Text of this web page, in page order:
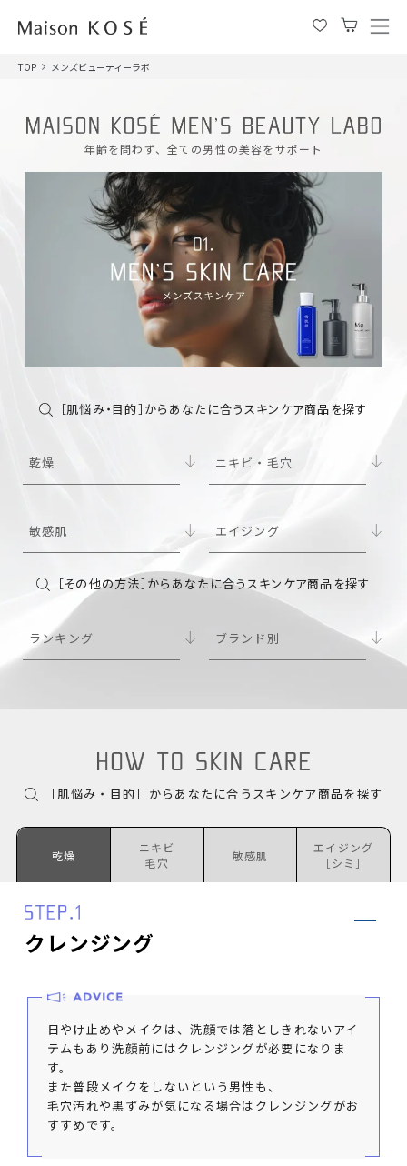
メ
開
す
TOP メンズビューティーラボ
年齢を問わず、全ての男性の美容をサポート
［肌悩み・目的］からあなたに合うスキンケア商品を探す
乾燥 ニキビ・毛穴
敏感肌 エイジング
［その他の方法］からあなたに合うスキンケア商品を探す
ランキング ブランド別
［肌悩み・目的］からあなたに合うスキンケア商品を探す
乾燥
ニキビ
毛穴
敏感肌
エイジング
［シミ］
クレンジング
日やけ止めやメイクは、洗顔では落としきれないアイ
テムもあり洗顔前にはクレンジングが必要になりま
す。
また普段メイクをしないという男性も、
毛穴汚れや黒ずみが気になる場合はクレンジングがお
すすめです。